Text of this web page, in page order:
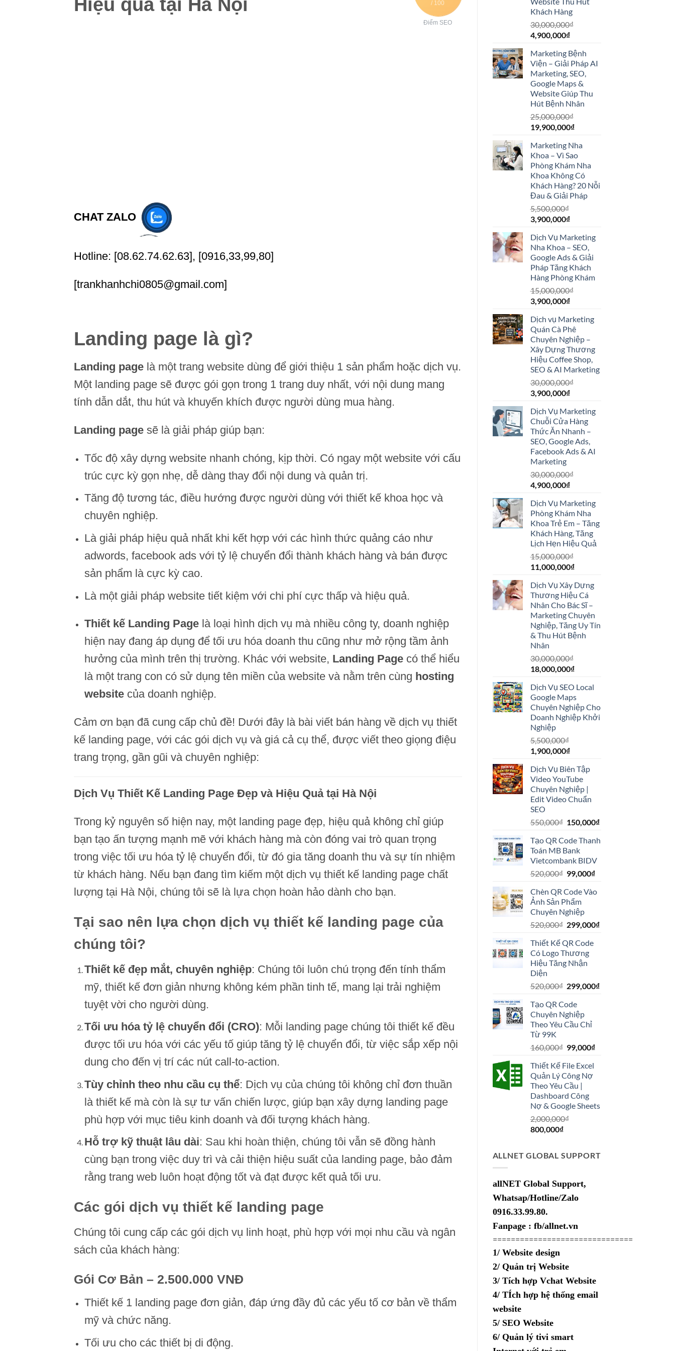
/ 100
Điểm SEO
Hiệu quả tại Hà Nội
CHAT ZALO
Hotline: [08.62.74.62.63], [0916,33,99,80]
[trankhanhchi0805@gmail.com]
Landing page là gì?
Landing page là một trang website dùng để giới thiệu 1 sản phẩm hoặc dịch vụ.
Một landing page sẽ được gói gọn trong 1 trang duy nhất, với nội dung mang
tính dẫn dắt, thu hút và khuyến khích được người dùng mua hàng.
Landing page sẽ là giải pháp giúp bạn:
Tốc độ xây dựng website nhanh chóng, kịp thời. Có ngay một website với cấu
trúc cực kỳ gọn nhẹ, dễ dàng thay đổi nội dung và quản trị.
Tăng độ tương tác, điều hướng được người dùng với thiết kế khoa học và
chuyên nghiệp.
Là giải pháp hiệu quả nhất khi kết hợp với các hình thức quảng cáo như
adwords, facebook ads với tỷ lệ chuyển đổi thành khách hàng và bán được
sản phẩm là cực kỳ cao.
Là một giải pháp website tiết kiệm với chi phí cực thấp và hiệu quả.
Thiết kế Landing Pagelà loại hình dịch vụ mà nhiều công ty, doanh nghiệp
hiện nay đang áp dụng để tối ưu hóa doanh thu cũng như mở rộng tầm ảnh
hưởng của mình trên thị trường. Khác với website, Landing Pagecó thể hiểu
là một trang con có sử dụng tên miền của website và nằm trên cùng hosting
websitecủa doanh nghiệp.
Cảm ơn bạn đã cung cấp chủ đề! Dưới đây là bài viết bán hàng về dịch vụ thiết
kế landing page, với các gói dịch vụ và giá cả cụ thể, được viết theo giọng điệu
trang trọng, gần gũi và chuyên nghiệp:
Dịch Vụ Thiết Kế Landing Page Đẹp và Hiệu Quả tại Hà Nội
Trong kỷ nguyên số hiện nay, một landing page đẹp, hiệu quả không chỉ giúp
bạn tạo ấn tượng mạnh mẽ với khách hàng mà còn đóng vai trò quan trọng
trong việc tối ưu hóa tỷ lệ chuyển đổi, từ đó gia tăng doanh thu và sự tín nhiệm
từ khách hàng. Nếu bạn đang tìm kiếm một dịch vụ thiết kế landing page chất
lượng tại Hà Nội, chúng tôi sẽ là lựa chọn hoàn hảo dành cho bạn.
Tại sao nên lựa chọn dịch vụ thiết kế landing page của
chúng tôi?
Thiết kế đẹp mắt, chuyên nghiệp: Chúng tôi luôn chú trọng đến tính thẩm
mỹ, thiết kế đơn giản nhưng không kém phần tinh tế, mang lại trải nghiệm
tuyệt vời cho người dùng.
Tối ưu hóa tỷ lệ chuyển đổi (CRO): Mỗi landing page chúng tôi thiết kế đều
được tối ưu hóa với các yếu tố giúp tăng tỷ lệ chuyển đổi, từ việc sắp xếp nội
dung cho đến vị trí các nút call-to-action.
Tùy chỉnh theo nhu cầu cụ thể: Dịch vụ của chúng tôi không chỉ đơn thuần
là thiết kế mà còn là sự tư vấn chiến lược, giúp bạn xây dựng landing page
phù hợp với mục tiêu kinh doanh và đối tượng khách hàng.
Hỗ trợ kỹ thuật lâu dài: Sau khi hoàn thiện, chúng tôi vẫn sẽ đồng hành
cùng bạn trong việc duy trì và cải thiện hiệu suất của landing page, bảo đảm
rằng trang web luôn hoạt động tốt và đạt được kết quả tối ưu.
Các gói dịch vụ thiết kế landing page
Chúng tôi cung cấp các gói dịch vụ linh hoạt, phù hợp với mọi nhu cầu và ngân
sách của khách hàng:
Gói Cơ Bản – 2.500.000 VNĐ
Thiết kế 1 landing page đơn giản, đáp ứng đầy đủ các yếu tố cơ bản về thẩm
mỹ và chức năng.
Tối ưu cho các thiết bị di động.
Khách Hàng
30,000,000₫
Giá
là:
30,000,000₫.
4,900,000₫Giá
tại
là:
4,900,000₫.
Marketing Bệnh
Viện – Giải Pháp AI
Marketing, SEO,
Google Maps &
Website Giúp Thu
Hút Bệnh Nhân
25,000,000₫
Giá
là:
25,000,000₫.
19,900,000₫Giá
tại
là:
19,900,000₫.
Marketing Nha
Khoa – Vì Sao
Phòng Khám Nha
Khoa Không Có
Khách Hàng? 20 Nỗi
Đau & Giải Pháp
5,500,000₫
Giá
là:
5,500,000₫.
3,900,000₫Giá
tại
là:
3,900,000₫.
Dịch Vụ Marketing
Nha Khoa – SEO,
Google Ads & Giải
Pháp Tăng Khách
Hàng Phòng Khám
15,000,000₫
Giá
là:
15,000,000₫.
3,900,000₫Giá
tại
là:
3,900,000₫.
Dịch vụ Marketing
Quán Cà Phê
Chuyên Nghiệp –
Xây Dựng Thương
Hiệu Coffee Shop,
SEO & AI Marketing
30,000,000₫
Giá
là:
30,000,000₫.
3,900,000₫Giá
tại
là:
3,900,000₫.
Dịch Vụ Marketing
Chuỗi Cửa Hàng
Thức Ăn Nhanh –
SEO, Google Ads,
Facebook Ads & AI
Marketing
30,000,000₫
Giá
là:
30,000,000₫.
4,900,000₫Giá
tại
là:
4,900,000₫.
Dịch Vụ Marketing
Phòng Khám Nha
Khoa Trẻ Em – Tăng
Khách Hàng, Tăng
Lịch Hẹn Hiệu Quả
15,000,000₫
Giá
là:
15,000,000₫.
11,000,000₫Giá
tại
là:
11,000,000₫.
Dịch Vụ Xây Dựng
Thương Hiệu Cá
Nhân Cho Bác Sĩ –
Marketing Chuyên
Nghiệp, Tăng Uy Tín
& Thu Hút Bệnh
Nhân
30,000,000₫
Giá
là:
30,000,000₫.
18,000,000₫Giá
tại
là:
18,000,000₫.
Dịch Vụ SEO Local
Google Maps
Chuyên Nghiệp Cho
Doanh Nghiệp Khởi
Nghiệp
5,500,000₫
Giá
là:
5,500,000₫.
1,900,000₫Giá
tại
là:
1,900,000₫.
Dịch Vụ Biên Tập
Video YouTube
Chuyên Nghiệp |
Edit Video Chuẩn
SEO
550,000₫ Giá
là:
550,000₫.
150,000₫Giá
tại
Tạo QR Code Thanh
Toán MB Bank
Vietcombank BIDV
520,000₫ Giá
là:
520,000₫.
99,000₫Giá
tại
Chèn QR Code Vào
Ảnh Sản Phẩm
Chuyên Nghiệp
520,000₫ Giá
là:
520,000₫.
299,000₫Giá
Thiết Kế QR Code
Có Logo Thương
Hiệu Tăng Nhận
Diện
520,000₫ Giá
là:
520,000₫.
299,000₫Giá
Tạo QR Code
Chuyên Nghiệp
Theo Yêu Cầu Chỉ
Từ 99K
160,000₫ Giá
là:
160,000₫.
99,000₫Giá
Thiết Kế File Excel
Quản Lý Công Nợ
Theo Yêu Cầu |
Dashboard Công
Nợ & Google Sheets
2,000,000₫
Giá
2,000,000₫.
800,000₫Giá
là:
ALLNET GLOBAL SUPPORT
allNET Global Support,
Whatsap/Hotline/Zalo
0916.33.99.80.
Fanpage : fb/allnet.vn
===============================
1/ Website design
2/ Quản trị Website
3/ Tích hợp Vchat Website
4/ TÍch hợp hệ thống email
website
5/ SEO Website
6/ Quản lý tivi smart